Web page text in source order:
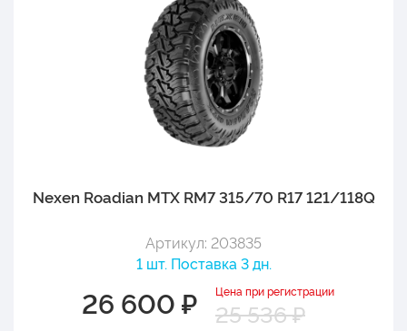
Nexen Roadian MTX RM7 315/70 R17 121/118Q
Артикул: 203835
1 шт. Поставка 3 дн.
26 600 ₽ Цена при регистрации
25 536 ₽